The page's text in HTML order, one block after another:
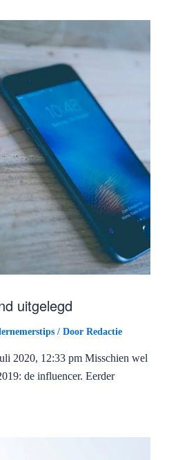
uitgelegd
/ Door Redactie
2020, 12:33 pm Misschien wel
de influencer. Eerder